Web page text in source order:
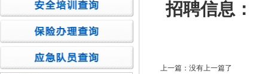
招聘信息：
上一篇：没有上一篇了